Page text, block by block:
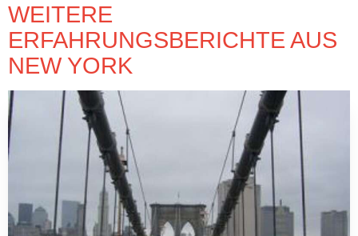
WEITERE
ERFAHRUNGSBERICHTE AUS
NEW YORK